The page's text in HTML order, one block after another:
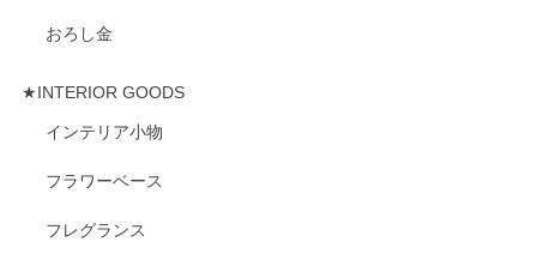
おろし金
★INTERIOR GOODS
インテリア小物
フラワーベース
フレグランス